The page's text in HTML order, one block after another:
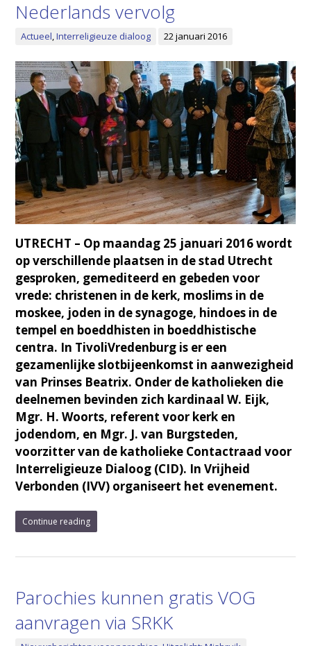
Nederlands vervolg
Actueel,Interreligieuze dialoog 22 januari 2016
UTRECHT – Op maandag 25 januari 2016 wordt
op verschillende plaatsen in de stad Utrecht
gesproken, gemediteerd en gebeden voor
vrede: christenen in de kerk, moslims in de
moskee, joden in de synagoge, hindoes in de
tempel en boeddhisten in boeddhistische
centra. In TivoliVredenburg is er een
gezamenlijke slotbijeenkomst in aanwezigheid
van Prinses Beatrix. Onder de katholieken die
deelnemen bevinden zich kardinaal W. Eijk,
Mgr. H. Woorts, referent voor kerk en
jodendom, en Mgr. J. van Burgsteden,
voorzitter van de katholieke Contactraad voor
Interreligieuze Dialoog (CID). In Vrijheid
Verbonden (IVV) organiseert het evenement.
Continue reading
Parochies kunnen gratis VOG
aanvragen via SRKK